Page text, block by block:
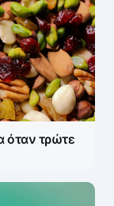
όταν τρώτε